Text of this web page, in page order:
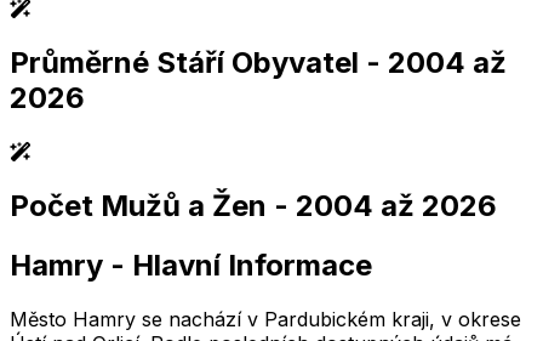
2,005 2,010 2,015 2,020 2,025
2,005 2,010 2,015 2,020 2,025
Průměrné Stáří Obyvatel - 2004 až
2026
2,005 2,010 2,015 2,020 2,025
2,005 2,010 2,015 2,020 2,025
Počet Mužů a Žen - 2004 až 2026
Hamry - Hlavní Informace
Město Hamry se nachází v Pardubickém kraji, v okrese